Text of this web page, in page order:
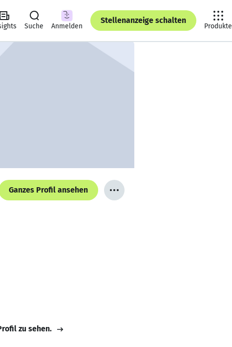
Suche Anmelden
Stellenanzeige schalten
Produkte
Ganzes Profil ansehen
zu sehen.